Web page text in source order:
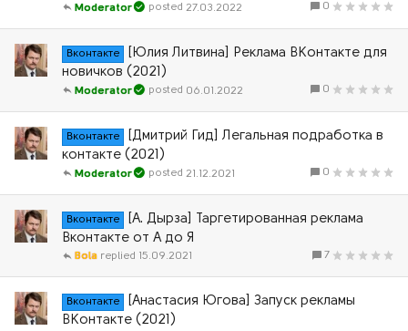
0
27.03.2022
Moderator
Вконтакте
[Юлия Литвина] Реклама ВКонтакте для
новичков (2021)
0
06.01.2022
Moderator
Вконтакте
[Дмитрий Гид] Легальная подработка в
контакте (2021)
0
21.12.2021
Moderator
Вконтакте
[А. Дырза] Таргетированная реклама
Вконтакте от А до Я
7
15.09.2021
Bola
Вконтакте
[Анастасия Югова] Запуск рекламы
ВКонтакте (2021)